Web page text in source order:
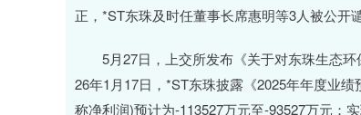
正，*ST东珠及时任董事长席惠明等3人被公开谴
5月27日，上交所发布《关于对东珠生态环
26年1月17日，*ST东珠披露《2025年年度业
称净利润)预计为-113527万元至-93527万元；